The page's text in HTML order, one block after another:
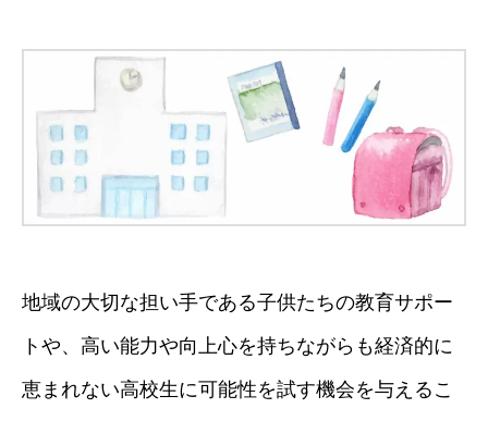
地域の大切な担い手である子供たちの教育サポー
トや、高い能力や向上心を持ちながらも経済的に
恵まれない高校生に可能性を試す機会を与えるこ